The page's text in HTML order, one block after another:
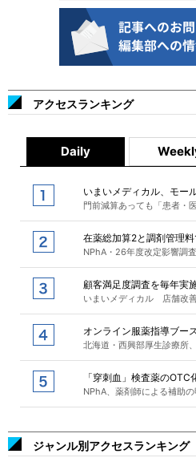
アクセスランキング
Daily
いまいメディカル、モー
門前減算あっても「患者・
在薬総加算2と調剤管理
NPhA・26年度改定影響調
顧客満足度調査を毎年実
いまいメディカル 店舗改
オンライン服薬指導ブー
北海道・西興部厚生診療所
「穿刺血」検査薬の
NPhA、薬剤師による補助
ジャンル別アクセスランキング